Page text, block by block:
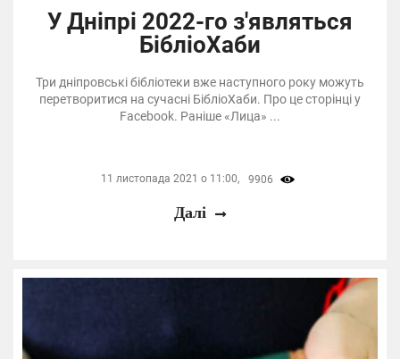
У Дніпрі 2022-го з'являться
БібліоХаби
Три дніпровські бібліотеки вже наступного року можуть
перетворитися на сучасні БібліоХаби. Про це сторінці у
Facebook. Раніше «Лица» ...
11 листопада 2021 о 11:00, 9906
Далі